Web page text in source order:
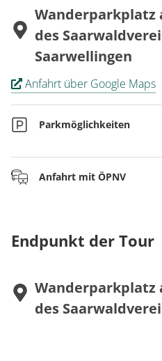
Wanderparkplatz
des
Saarwellingen
Anfahrt über Google Maps
Parkmöglichkeiten
Wanderparkplatz an der
von Saarwellingen
Anfahrt mit ÖPNV
Haus Nr 50, Saarwellingen ,
Endpunkt der Tour
Wanderparkplatz
des